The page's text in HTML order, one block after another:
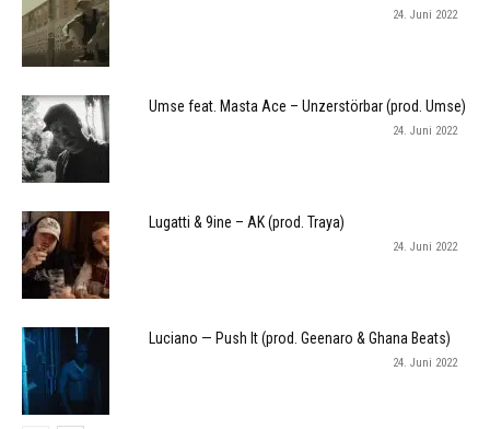
24. Juni 2022
Umse feat. Masta Ace – Unzerstörbar (prod. Umse)
24. Juni 2022
Lugatti & 9ine – AK (prod. Traya)
24. Juni 2022
Luciano — Push It (prod. Geenaro & Ghana Beats)
24. Juni 2022